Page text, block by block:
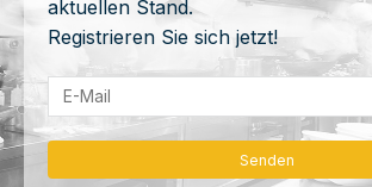
aktuellen Stand.
Registrieren Sie sich jetzt!